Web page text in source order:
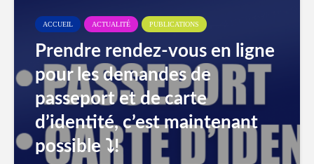
ACCUEIL ACTUALITÉ PUBLICATIONS
Prendre rendez-vous en ligne
pour les demandes de
passeport et de carte
d’identité, c’est maintenant
possible ⤵️!